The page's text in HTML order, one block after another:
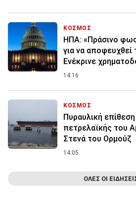
ΚΟΣΜΟΣ
ΗΠΑ: «Πράσινο
για να
Ενέκρινε
14:16
ΚΟΣΜΟΣ
Πυραυλική
πετρελαϊκής του
Στενά του Ορμούζ
14:05
ΟΛΕΣ ΟΙ